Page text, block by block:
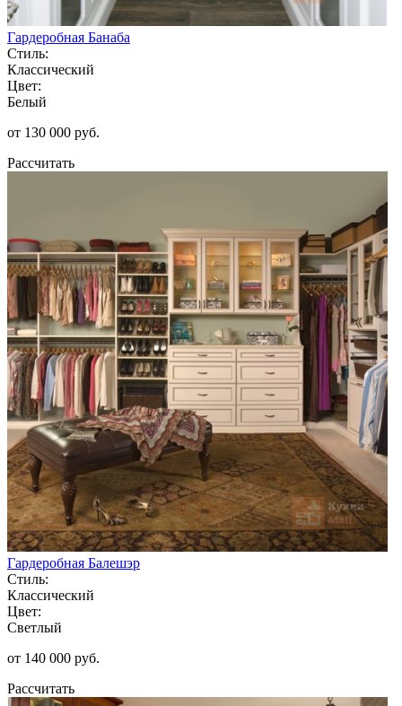
Гардеробная Банаба
Стиль:
Классический
Цвет:
Белый
от 130 000 руб.
Рассчитать
Гардеробная Балешэр
Стиль:
Классический
Цвет:
Светлый
от 140 000 руб.
Рассчитать